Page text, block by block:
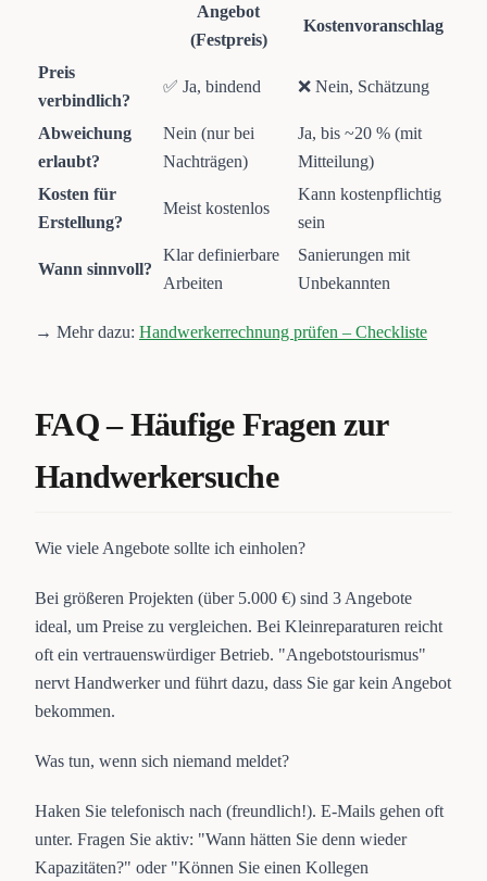
Angebot
(Festpreis)
Kostenvoranschlag
Preis
verbindlich?
✅ Ja, bindend ❌ Nein, Schätzung
Abweichung
erlaubt?
Nein (nur bei
Nachträgen)
Ja, bis ~20 % (mit
Mitteilung)
Kosten für
Erstellung?
Meist kostenlos
Kann kostenpflichtig
sein
Wann sinnvoll?
Klar definierbare
Arbeiten
Sanierungen mit
Unbekannten
→ Mehr dazu: Handwerkerrechnung prüfen – Checkliste
FAQ – Häufige Fragen zur
Handwerkersuche
Wie viele Angebote sollte ich einholen?
Bei größeren Projekten (über 5.000 €) sind 3 Angebote
ideal, um Preise zu vergleichen. Bei Kleinreparaturen reicht
oft ein vertrauenswürdiger Betrieb. "Angebotstourismus"
nervt Handwerker und führt dazu, dass Sie gar kein Angebot
bekommen.
Was tun, wenn sich niemand meldet?
Haken Sie telefonisch nach (freundlich!). E-Mails gehen oft
unter. Fragen Sie aktiv: "Wann hätten Sie denn wieder
Kapazitäten?" oder "Können Sie einen Kollegen